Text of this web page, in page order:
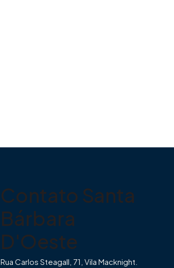
Contato Santa
Bárbara
D'Oeste
Rua Carlos Steagall, 71, Vila Macknight.